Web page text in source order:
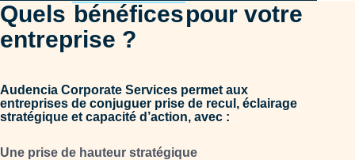
Quels bénéficespour votre
entreprise ?
Audencia Corporate Services permet aux
entreprises de conjuguer prise de recul, éclairage
stratégique et capacité d’action, avec :
Une prise de hauteur stratégique